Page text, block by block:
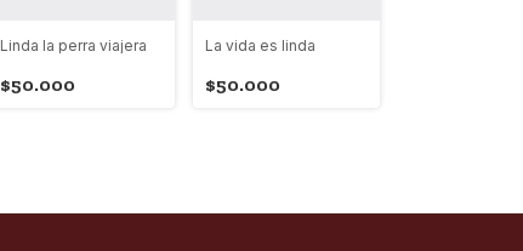
Linda la perra viajera
$50.000
La vida es linda
$50.000